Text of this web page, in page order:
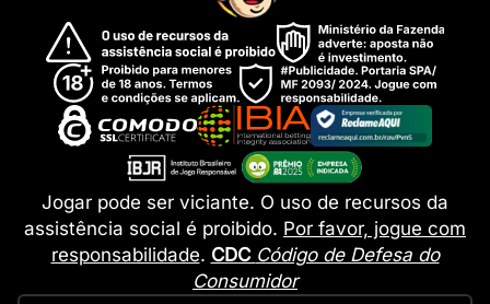
Jogar pode ser viciante. O uso de recursos da
assistência social é proibido. Por favor, jogue com
responsabilidade. CDC Código de Defesa do
Consumidor